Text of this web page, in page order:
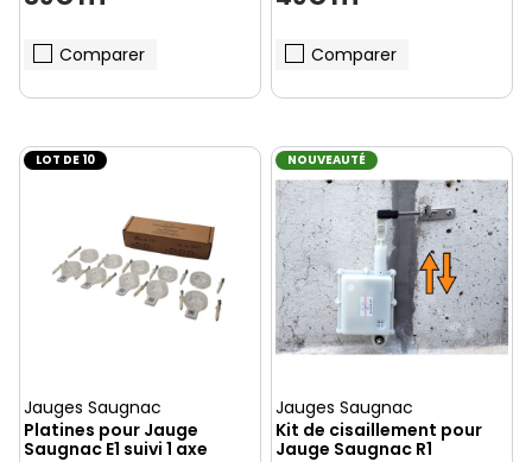
Comparer Comparer
LOT DE 10
Jauges Saugnac
Platines pour Jauge
Saugnac E1 suivi 1 axe
NOUVEAUTÉ
Jauges Saugnac
Kit de cisaillement pour
Jauge Saugnac R1